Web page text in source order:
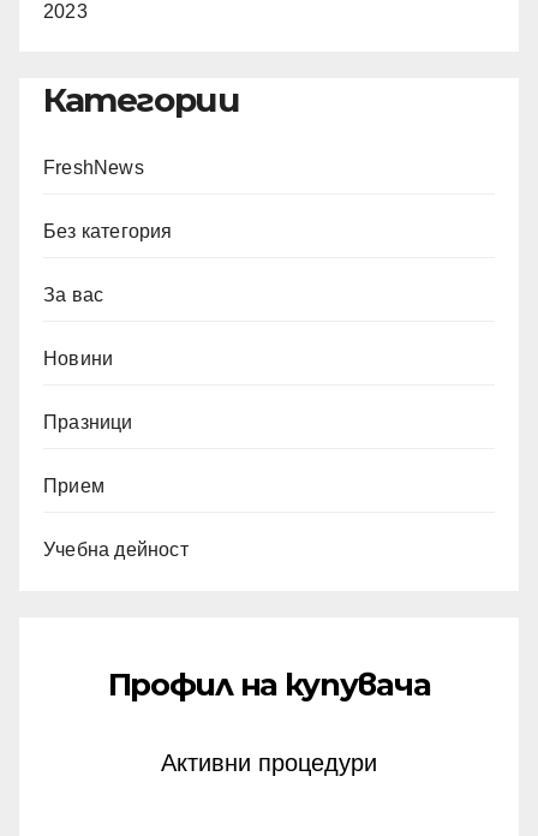
2023
Категории
FreshNews
Без категория
За вас
Новини
Празници
Прием
Учебна дейност
Профил на купувача
Активни процедури